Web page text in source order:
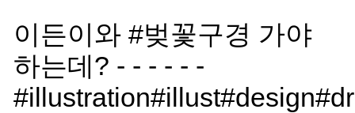
이든이와 #벚꽃구경 가야
하는데? - - - - - -